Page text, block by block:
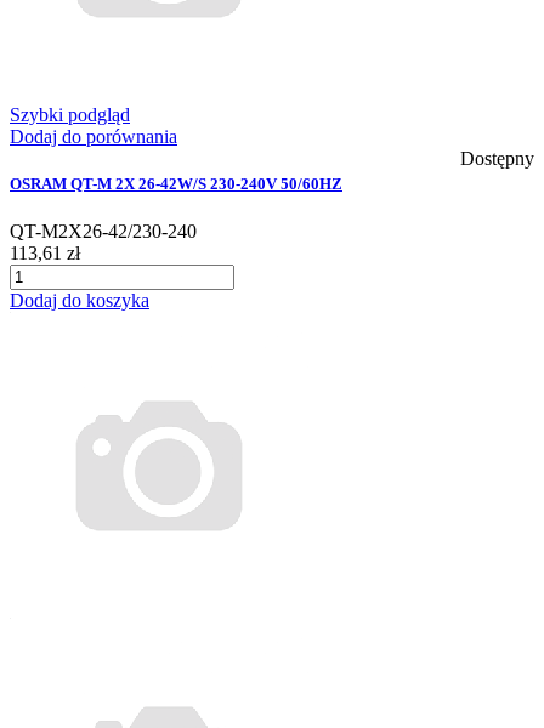
Szybki podgląd
Dodaj do porównania
Dostępny
OSRAM QT-M 2X 26-42W/S 230-240V 50/60HZ
QT-M2X26-42/230-240
113,61 zł
Dodaj do koszyka